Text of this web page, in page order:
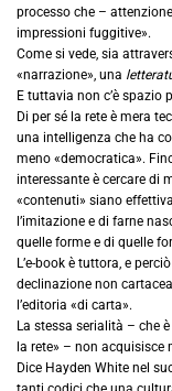
processo che –
impressioni fuggitive».
Come si vede, sia
«narrazione», una
E tuttavia non c’è spazio
Di per sé la rete è mera
una intelligenza che ha
meno «democratica».
interessante è cercare di
«contenuti» siano
l’imitazione e di farne
quelle forme e di quelle
L’e-book è tuttora, e
declinazione non
l’editoria «di carta».
La stessa serialità – che
la rete» – non acquisisce
Dice Hayden White nel